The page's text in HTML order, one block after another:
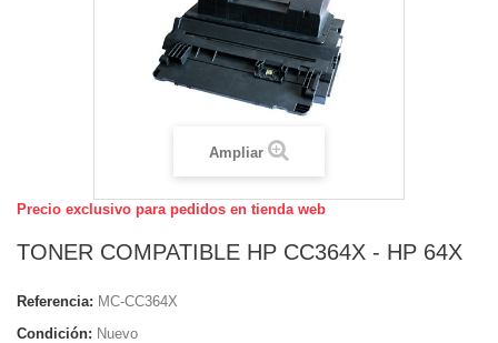
Ampliar
Precio exclusivo para pedidos en tienda web
TONER COMPATIBLE HP CC364X - HP 64X
Referencia: MC-CC364X
Condición: Nuevo